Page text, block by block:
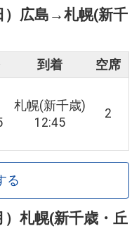
広島 →札幌(新千
到着 空席
札幌(新千歳)
12:45
2
る
札幌(新千歳・丘